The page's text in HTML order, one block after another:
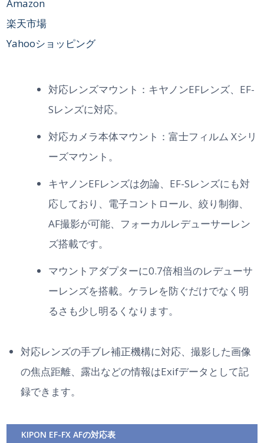
Amazon
楽天市場
Yahooショッピング
対応レンズマウント：キヤノンEFレンズ、EF-
Sレンズに対応。
対応カメラ本体マウント：富士フィルム Xシリ
ーズマウント。
キヤノンEFレンズは勿論、EF-Sレンズにも対
応しており、電子コントロール、絞り制御、
AF撮影が可能、フォーカルレデューサーレン
ズ搭載です。
マウントアダプターに0.7倍相当のレデューサ
ーレンズを搭載。ケラレを防ぐだけでなく明
るさも少し明るくなります。
対応レンズの手ブレ補正機構に対応、撮影した画像
の焦点距離、露出などの情報はExifデータとして記
録できます。
KIPON EF-FX AFの対応表